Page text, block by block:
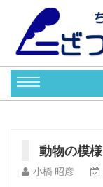
動物の模様
小橋 昭彦